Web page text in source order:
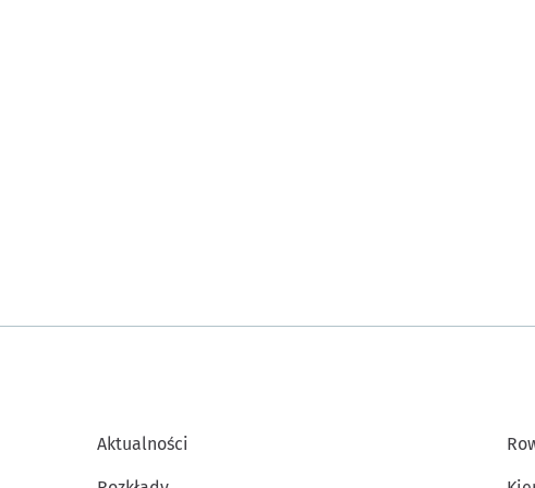
Aktualności